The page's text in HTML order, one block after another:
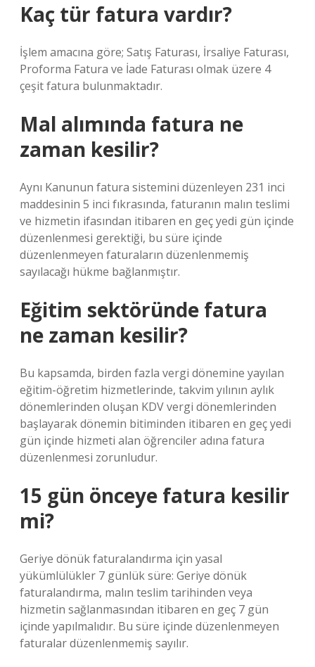
Kaç tür fatura vardır?
İşlem amacına göre; Satış Faturası, İrsaliye Faturası,
Proforma Fatura ve İade Faturası olmak üzere 4
çeşit fatura bulunmaktadır.
Mal alımında fatura ne
zaman kesilir?
Aynı Kanunun fatura sistemini düzenleyen 231 inci
maddesinin 5 inci fıkrasında, faturanın malın teslimi
ve hizmetin ifasından itibaren en geç yedi gün içinde
düzenlenmesi gerektiği, bu süre içinde
düzenlenmeyen faturaların düzenlenmemiş
sayılacağı hükme bağlanmıştır.
Eğitim sektöründe fatura
ne zaman kesilir?
Bu kapsamda, birden fazla vergi dönemine yayılan
eğitim-öğretim hizmetlerinde, takvim yılının aylık
dönemlerinden oluşan KDV vergi dönemlerinden
başlayarak dönemin bitiminden itibaren en geç yedi
gün içinde hizmeti alan öğrenciler adına fatura
düzenlenmesi zorunludur.
15 gün önceye fatura kesilir
mi?
Geriye dönük faturalandırma için yasal
yükümlülükler 7 günlük süre: Geriye dönük
faturalandırma, malın teslim tarihinden veya
hizmetin sağlanmasından itibaren en geç 7 gün
içinde yapılmalıdır. Bu süre içinde düzenlenmeyen
faturalar düzenlenmemiş sayılır.